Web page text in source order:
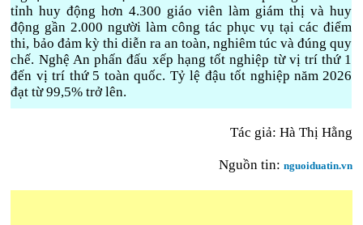
tỉnh huy động hơn 4.300 giáo viên làm giám thị và huy
động gần 2.000 người làm công tác phục vụ tại các điểm
thi, bảo đảm kỳ thi diễn ra an toàn, nghiêm túc và đúng quy
chế. Nghệ An phấn đấu xếp hạng tốt nghiệp từ vị trí thứ 1
đến vị trí thứ 5 toàn quốc. Tỷ lệ đậu tốt nghiệp năm 2026
đạt từ 99,5% trở lên.
Tác giả: Hà Thị Hằng
Nguồn tin: nguoiduatin.vn